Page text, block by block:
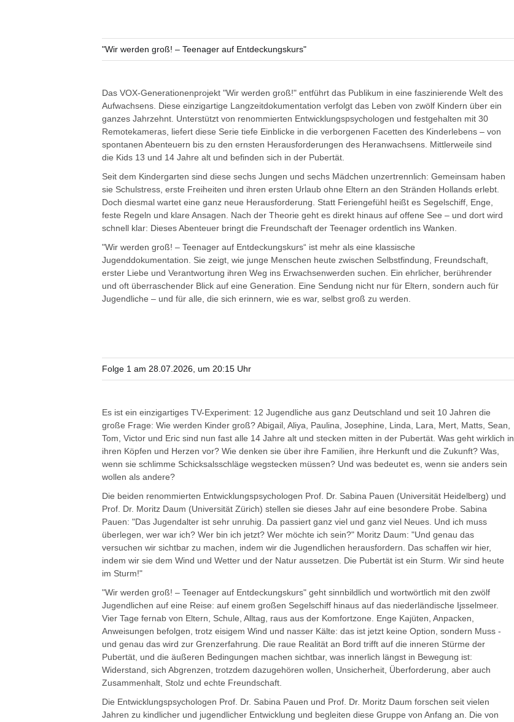
"Wir werden groß! – Teenager auf Entdeckungskurs"
Das VOX-Generationenprojekt "Wir werden groß!" entführt das Publikum in eine faszinierende Welt des
Aufwachsens. Diese einzigartige Langzeitdokumentation verfolgt das Leben von zwölf Kindern über ein
ganzes Jahrzehnt. Unterstützt von renommierten Entwicklungspsychologen und festgehalten mit 30
Remotekameras, liefert diese Serie tiefe Einblicke in die verborgenen Facetten des Kinderlebens – von
spontanen Abenteuern bis zu den ernsten Herausforderungen des Heranwachsens. Mittlerweile sind
die Kids 13 und 14 Jahre alt und befinden sich in der Pubertät.
Seit dem Kindergarten sind diese sechs Jungen und sechs Mädchen unzertrennlich: Gemeinsam haben
sie Schulstress, erste Freiheiten und ihren ersten Urlaub ohne Eltern an den Stränden Hollands erlebt.
Doch diesmal wartet eine ganz neue Herausforderung. Statt Feriengefühl heißt es Segelschiff, Enge,
feste Regeln und klare Ansagen. Nach der Theorie geht es direkt hinaus auf offene See – und dort wird
schnell klar: Dieses Abenteuer bringt die Freundschaft der Teenager ordentlich ins Wanken.
"Wir werden groß! – Teenager auf Entdeckungskurs“ ist mehr als eine klassische
Jugenddokumentation. Sie zeigt, wie junge Menschen heute zwischen Selbstfindung, Freundschaft,
erster Liebe und Verantwortung ihren Weg ins Erwachsenwerden suchen. Ein ehrlicher, berührender
und oft überraschender Blick auf eine Generation. Eine Sendung nicht nur für Eltern, sondern auch für
Jugendliche – und für alle, die sich erinnern, wie es war, selbst groß zu werden.
Folge 1 am 28.07.2026, um 20:15 Uhr
Es ist ein einzigartiges TV-Experiment: 12 Jugendliche aus ganz Deutschland und seit 10 Jahren die
große Frage: Wie werden Kinder groß? Abigail, Aliya, Paulina, Josephine, Linda, Lara, Mert, Matts, Sean,
Tom, Victor und Eric sind nun fast alle 14 Jahre alt und stecken mitten in der Pubertät. Was geht wirklich in
ihren Köpfen und Herzen vor? Wie denken sie über ihre Familien, ihre Herkunft und die Zukunft? Was,
wenn sie schlimme Schicksalsschläge wegstecken müssen? Und was bedeutet es, wenn sie anders sein
wollen als andere?
Die beiden renommierten Entwicklungspsychologen Prof. Dr. Sabina Pauen (Universität Heidelberg) und
Prof. Dr. Moritz Daum (Universität Zürich) stellen sie dieses Jahr auf eine besondere Probe. Sabina
Pauen: "Das Jugendalter ist sehr unruhig. Da passiert ganz viel und ganz viel Neues. Und ich muss
überlegen, wer war ich? Wer bin ich jetzt? Wer möchte ich sein?" Moritz Daum: "Und genau das
versuchen wir sichtbar zu machen, indem wir die Jugendlichen herausfordern. Das schaffen wir hier,
indem wir sie dem Wind und Wetter und der Natur aussetzen. Die Pubertät ist ein Sturm. Wir sind heute
im Sturm!"
"Wir werden groß! – Teenager auf Entdeckungskurs" geht sinnbildlich und wortwörtlich mit den zwölf
Jugendlichen auf eine Reise: auf einem großen Segelschiff hinaus auf das niederländische Ijsselmeer.
Vier Tage fernab von Eltern, Schule, Alltag, raus aus der Komfortzone. Enge Kajüten, Anpacken,
Anweisungen befolgen, trotz eisigem Wind und nasser Kälte: das ist jetzt keine Option, sondern Muss -
und genau das wird zur Grenzerfahrung. Die raue Realität an Bord trifft auf die inneren Stürme der
Pubertät, und die äußeren Bedingungen machen sichtbar, was innerlich längst in Bewegung ist:
Widerstand, sich Abgrenzen, trotzdem dazugehören wollen, Unsicherheit, Überforderung, aber auch
Zusammenhalt, Stolz und echte Freundschaft.
Die Entwicklungspsychologen Prof. Dr. Sabina Pauen und Prof. Dr. Moritz Daum forschen seit vielen
Jahren zu kindlicher und jugendlicher Entwicklung und begleiten diese Gruppe von Anfang an. Die von